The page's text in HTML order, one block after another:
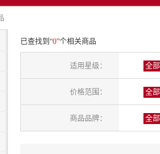
已查找到“0”个相关商品
适用星级： 全部
价格范围： 全部
商品品牌： 全部